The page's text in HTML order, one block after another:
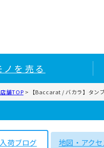
ノを売る
舗TOP > 【Baccarat / バカラ】タン
荷ブログ 地図・アクセ